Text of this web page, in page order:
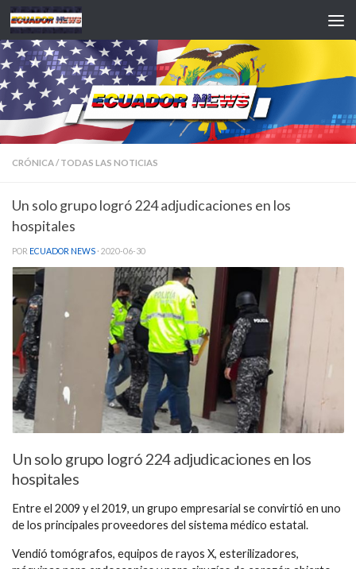
Saltar al contenido
CRÓNICA/ TODAS LAS NOTICIAS
Un solo grupo logró 224 adjudicaciones en los
hospitales
POR ECUADOR NEWS · 2020-06-30
Un solo grupo logró 224 adjudicaciones en los
hospitales
Entre el 2009 y el 2019, un grupo empresarial se convirtió en uno
de los principales proveedores del sistema médico estatal.
Vendió tomógrafos, equipos de rayos X, esterilizadores,